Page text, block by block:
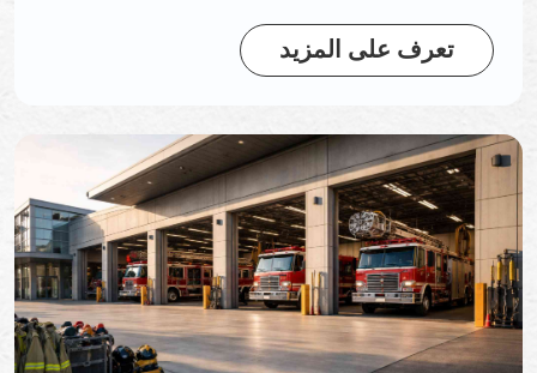
تعرف على المزيد